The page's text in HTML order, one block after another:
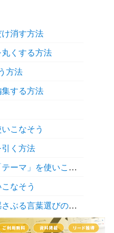
消す方法
くする方法
方法
する方法
こなそう
く方法
テーマの色とは？パワーポイントで「テーマ」を使いこなそう
なそう
心を動かす資料作成術とは？感情を揺さぶる言葉選びの極意